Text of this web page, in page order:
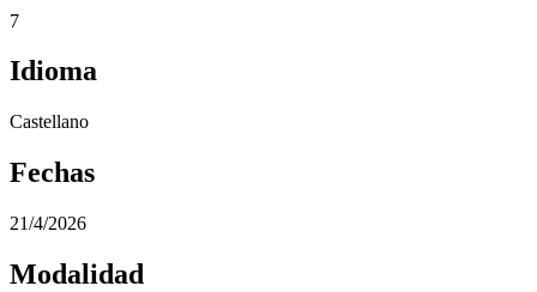
7
Idioma
Castellano
Fechas
21/4/2026
Modalidad